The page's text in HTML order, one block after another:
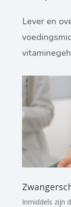
Lever en
Inmiddels zijn